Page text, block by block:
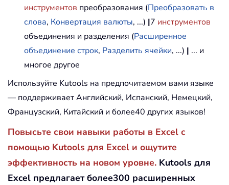
инструментов преобразования (Преобразовать в
слова, Конвертация валюты, ...) |7 инструментов
объединения и разделения (Расширенное
объединение строк, Разделить ячейки, ...) | ... и
многое другое
Используйте Kutools на предпочитаемом вами языке
— поддерживает Английский, Испанский, Немецкий,
Французский, Китайский и более40 других языков!
Повысьте свои навыки работы в Excel с
помощью Kutools для Excel и ощутите
эффективность на новом уровне. Kutools для
Excel предлагает более300 расширенных